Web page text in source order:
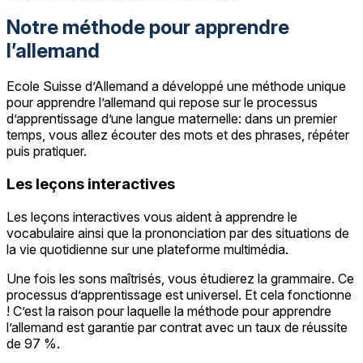
Notre méthode pour apprendre
l’allemand
Ecole Suisse d’Allemand a développé une méthode unique
pour apprendre l’allemand qui repose sur le processus
d’apprentissage d’une langue maternelle: dans un premier
temps, vous allez écouter des mots et des phrases, répéter
puis pratiquer.
Les leçons interactives
Les leçons interactives vous aident à apprendre le
vocabulaire ainsi que la prononciation par des situations de
la vie quotidienne sur une plateforme multimédia.
Une fois les sons maîtrisés, vous étudierez la grammaire. Ce
processus d’apprentissage est universel. Et cela fonctionne
! C’est la raison pour laquelle la méthode pour apprendre
l’allemand est garantie par contrat avec un taux de réussite
de 97 %.